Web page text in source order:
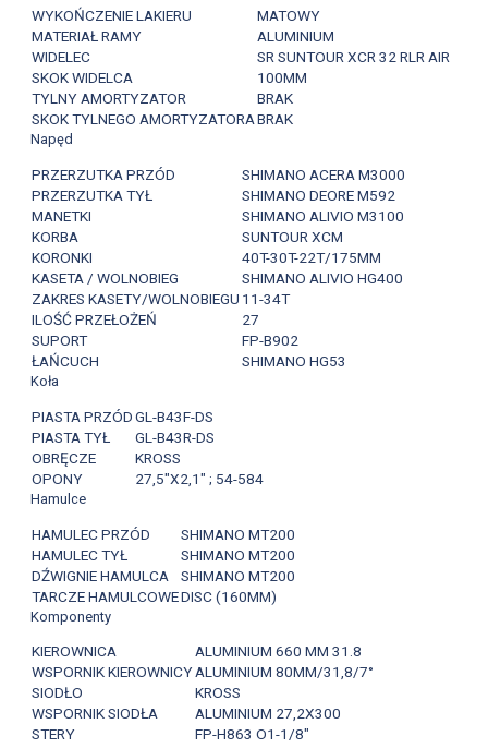
WYKOŃCZENIE LAKIERU
MATOWY
MATERIAŁ RAMY
ALUMINIUM
WIDELEC
SR SUNTOUR XCR 32 RLR AIR
SKOK WIDELCA
100MM
TYLNY AMORTYZATOR
BRAK
SKOK TYLNEGO AMORTYZATORABRAK
Napęd
PRZERZUTKA PRZÓD
SHIMANO ACERA M3000
PRZERZUTKA TYŁ
SHIMANO DEORE M592
MANETKI
SHIMANO ALIVIO M3100
KORBA
SUNTOUR XCM
KORONKI
40T-30T-22T/175MM
KASETA / WOLNOBIEG
SHIMANO ALIVIO HG400
ZAKRES KASETY/WOLNOBIEGU 11-34T
ILOŚĆ PRZEŁOŻEŃ
27
SUPORT
FP-B902
ŁAŃCUCH
SHIMANO HG53
Koła
PIASTA PRZÓDGL-B43F-DS
PIASTA TYŁ
GL-B43R-DS
OBRĘCZE
KROSS
OPONY
27,5"X2,1" ; 54-584
Hamulce
HAMULEC PRZÓD
SHIMANO MT200
HAMULEC TYŁ
SHIMANO MT200
DŹWIGNIE HAMULCA
SHIMANO MT200
TARCZE HAMULCOWEDISC (160MM)
Komponenty
KIEROWNICA
ALUMINIUM 660 MM 31.8
WSPORNIK KIEROWNICYALUMINIUM 80MM/31,8/7°
SIODŁO
KROSS
WSPORNIK SIODŁA
ALUMINIUM 27,2X300
STERY
FP-H863 O1-1/8"